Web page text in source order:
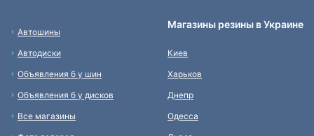
Автошины
Автодиски
Объявления б у шин
Объявления б у дисков
Все магазины
Магазины резины в Украине
Киев
Харьков
Днепр
Одесса